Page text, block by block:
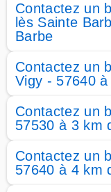
Contactez un
lès Sainte
Barbe
Contactez un
Vigy - 57640
Contactez un
57530 à 3 km
Contactez un
57640 à 4 km